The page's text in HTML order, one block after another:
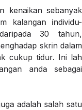
kenaikan sebanyak
kalangan individu-
30 tahun,
skrin dalam
cukup tidur. Ini lah
anda sebagai
adalah salah satu